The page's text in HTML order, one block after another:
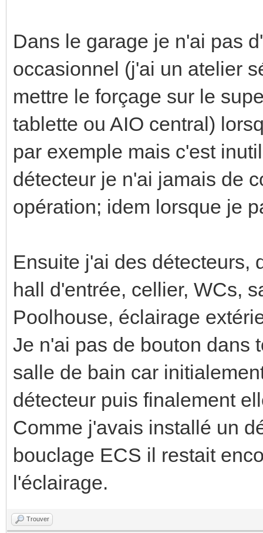
Dans le garage je n'ai pas
occasionnel (j'ai un atelier
mettre le forçage sur le
tablette ou AIO central)
par exemple mais c'est
détecteur je n'ai jamais de
opération; idem lorsque je
Ensuite j'ai des détecteurs,
hall d'entrée, cellier, WCs,
Poolhouse, éclairage
Je n'ai pas de bouton dans
salle de bain car
détecteur puis finalement
Comme j'avais installé un
bouclage ECS il restait
l'éclairage.
Trouver